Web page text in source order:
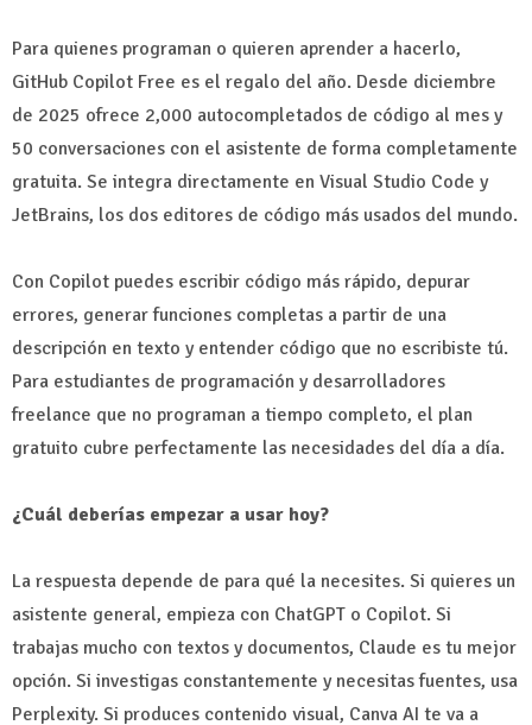
Para quienes programan o quieren aprender a hacerlo,
GitHub Copilot Free es el regalo del año. Desde diciembre
de 2025 ofrece 2,000 autocompletados de código al mes y
50 conversaciones con el asistente de forma completamente
gratuita. Se integra directamente en Visual Studio Code y
JetBrains, los dos editores de código más usados del mundo.
Con Copilot puedes escribir código más rápido, depurar
errores, generar funciones completas a partir de una
descripción en texto y entender código que no escribiste tú.
Para estudiantes de programación y desarrolladores
freelance que no programan a tiempo completo, el plan
gratuito cubre perfectamente las necesidades del día a día.
¿Cuál deberías empezar a usar hoy?
La respuesta depende de para qué la necesites. Si quieres un
asistente general, empieza con ChatGPT o Copilot. Si
trabajas mucho con textos y documentos, Claude es tu mejor
opción. Si investigas constantemente y necesitas fuentes, usa
Perplexity. Si produces contenido visual, Canva AI te va a